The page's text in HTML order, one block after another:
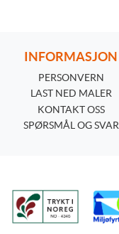
INFORMASJON
PERSONVERN
PERSONVERN
LAST NED MALER
KONTAKT OSS
SPØRSMÅL OG SVAR